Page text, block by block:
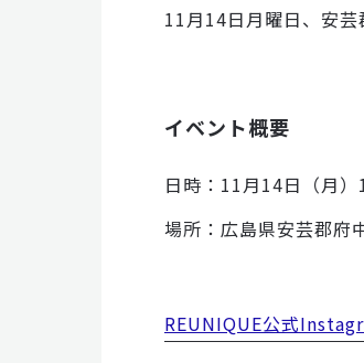
11月14日月曜日、安芸
イベント概要
日時：11月14日（月
場所：広島県安芸郡府
REUNIQUE公式